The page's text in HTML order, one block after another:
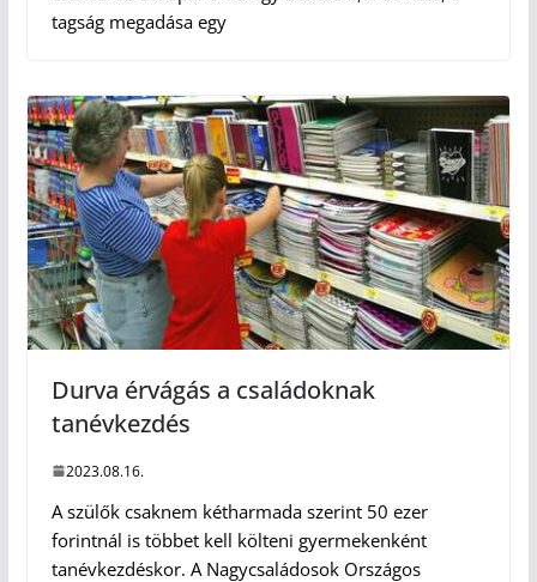
tagság megadása egy
Durva érvágás a családoknak
tanévkezdés
2023.08.16.
A szülők csaknem kétharmada szerint 50 ezer
forintnál is többet kell költeni gyermekenként
tanévkezdéskor. A Nagycsaládosok Országos